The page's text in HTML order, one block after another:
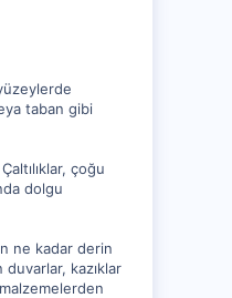
taban gibi
çoğu
dolgu
ne kadar derin
kazıklar